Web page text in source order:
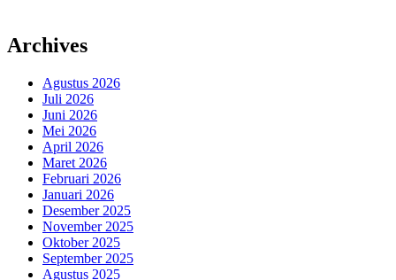
Archives
Agustus 2026
Juli 2026
Juni 2026
Mei 2026
April 2026
Maret 2026
Februari 2026
Januari 2026
Desember 2025
November 2025
Oktober 2025
September 2025
Agustus 2025